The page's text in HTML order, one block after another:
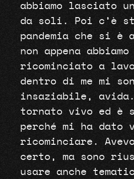
abbiamo lasciato
da soli. Poi c’è
pandemia che si è
non appena abbiamo
ricominciato a
dentro di me mi
insaziabile, avida.
tornato vivo ed è
perché mi ha dato
ricominciare.
certo, ma sono
usare anche